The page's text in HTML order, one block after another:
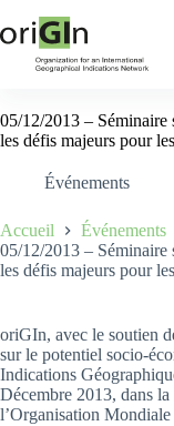
05/12/2013 – Séminaire
les défis majeurs pour
Événements
Accueil
Événements
05/12/2013 – Séminaire
les défis majeurs pour
oriGIn, avec le soutien
sur le potentiel socio-
Indications
Décembre 2013, dans
l’Organisation